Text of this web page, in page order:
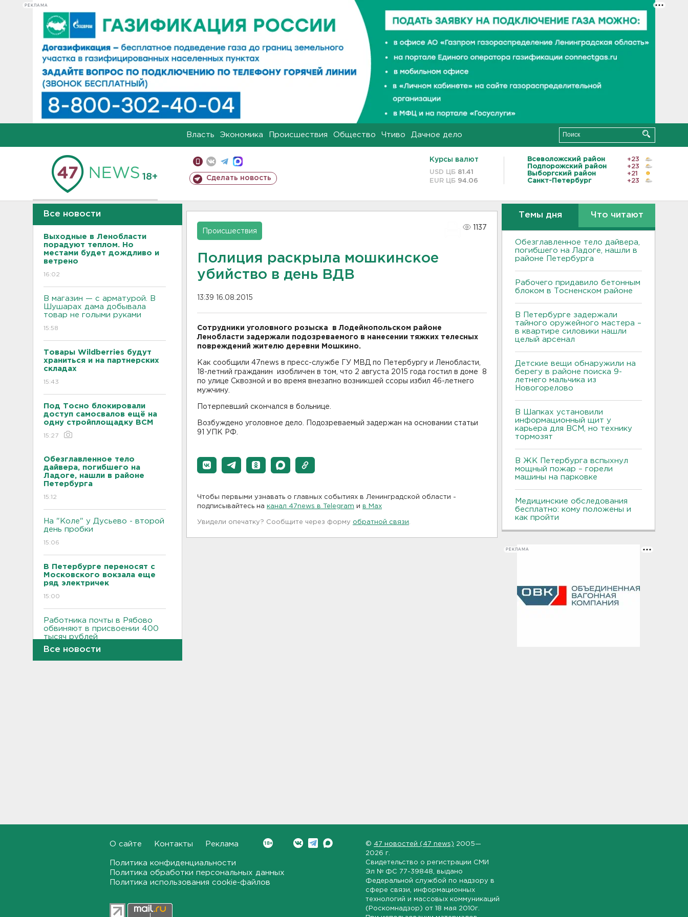
РЕКЛАМА
Власть Экономика Происшествия Общество Чтиво Дачное дело
18+ Сделать новость
Курсы валют
USD ЦБ 81.41
EUR ЦБ 94.06
Всеволожский район
+23
Подпорожский район
+23
Выборгский район
+21
Санкт-Петербург
+23
Все новости
Выходные в Ленобласти
порадуют теплом. Но
местами будет дождливо и
ветрено
16:02
В магазин — с арматурой. В
Шушарах дама добывала
товар не голыми руками
15:58
Товары Wildberries будут
храниться и на партнерских
складах
15:43
Под Тосно блокировали
доступ самосвалов ещё на
одну стройплощадку ВСМ
15:27
Обезглавленное тело
дайвера, погибшего на
Ладоге, нашли в районе
Петербурга
15:12
На "Коле" у Дусьево - второй
день пробки
15:06
В Петербурге переносят с
Московского вокзала еще
ряд электричек
15:00
Работника почты в Рябово
обвиняют в присвоении 400
тысяч рублей
14:46
Минтранс предлагает
Все новости
Происшествия
1137
Полиция раскрыла мошкинское
убийство в день ВДВ
13:39 16.08.2015
Сотрудники уголовного розыска в Лодейнопольском районе
Ленобласти задержали подозреваемого в нанесении тяжких телесных
повреждений жителю деревни Мошкино.
Как сообщили 47news в пресс-службе ГУ МВД по Петербургу и Ленобласти,
18-летний гражданин изобличен в том, что 2 августа 2015 года гостил в доме 8
по улице Сквозной и во время внезапно возникшей ссоры избил 46-летнего
мужчину.
Потерпевший скончался в больнице.
Возбуждено уголовное дело. Подозреваемый задержан на основании статьи
91 УПК РФ.
Чтобы первыми узнавать о главных событиях в Ленинградской области -
подписывайтесь на канал 47news в Telegram и в Maх
Увидели опечатку? Сообщите через форму обратной связи
Темы дня Что читают
Обезглавленное тело дайвера,
погибшего на Ладоге, нашли в
районе Петербурга
Рабочего придавило бетонным
блоком в Тосненском районе
В Петербурге задержали
тайного оружейного мастера –
в квартире силовики нашли
целый арсенал
Детские вещи обнаружили на
берегу в районе поиска 9-
летнего мальчика из
Новогорелово
В Шапках установили
информационный щит у
карьера для ВСМ, но технику
тормозят
В ЖК Петербурга вспыхнул
мощный пожар – горели
машины на парковке
Медицинские обследования
бесплатно: кому положены и
как пройти
РЕКЛАМА
О сайте Контакты Реклама
Политика конфиденциальности
Политика обработки персональных данных
Политика использования cookie-файлов
© 47 новостей (47 news) 2005—
2026 г.
Свидетельство о регистрации СМИ
Эл № ФС 77-39848 , выдано
Федеральной службой по надзору в
сфере связи, информационных
технологий и массовых коммуникаций
(Роскомнадзор) от 18 мая 2010г.